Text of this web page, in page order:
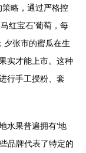
策略，通过严格控
红宝石’葡萄，每
夕张市的蜜瓜在生
实才能上市。这种
行手工授粉、套
水果普遍拥有‘地
些品牌代表了特定的